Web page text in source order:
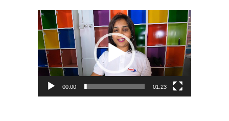
Lecteur
vidéo
00:00 01:23